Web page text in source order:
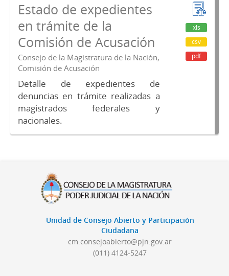
Estado de expedientes
en trámite de la
Comisión de Acusación
Consejo de la Magistratura de la Nación,
Comisión de Acusación
Detalle de expedientes de
denuncias en trámite realizadas a
magistrados federales y
nacionales.
xls
csv
pdf
Unidad de Consejo Abierto y Participación
Ciudadana
cm.consejoabierto@pjn.gov.ar
(011) 4124-5247